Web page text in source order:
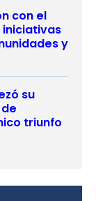
con el
iniciativas
y
su
triunfo